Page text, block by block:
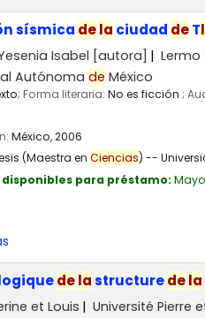
sísmica dela ciudad deT
Isabel [autora] Lermo
Autónoma de México
; Forma literaria: No es ficción ;
México,2006
(Maestra en Ciencias) --
para préstamo:
delastructuredela
et Louis Université Pierre